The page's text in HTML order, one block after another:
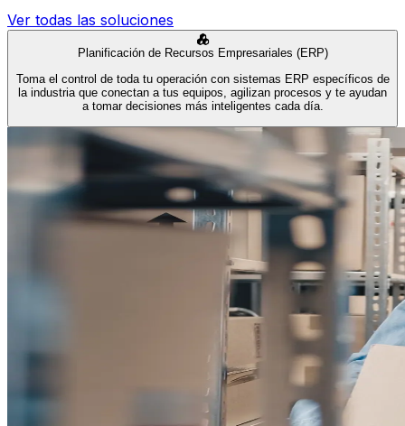
Ver todas las soluciones
Planificación de Recursos Empresariales (ERP)
Toma el control de toda tu operación con sistemas ERP específicos de
la industria que conectan a tus equipos, agilizan procesos y te ayudan
a tomar decisiones más inteligentes cada día.